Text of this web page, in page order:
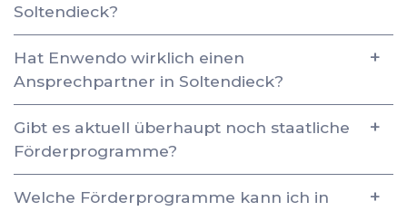
Soltendieck?
Hat Enwendo wirklich einen
Ansprechpartner in Soltendieck?
Gibt es aktuell überhaupt noch staatliche
Förderprogramme?
Welche Förderprogramme kann ich in